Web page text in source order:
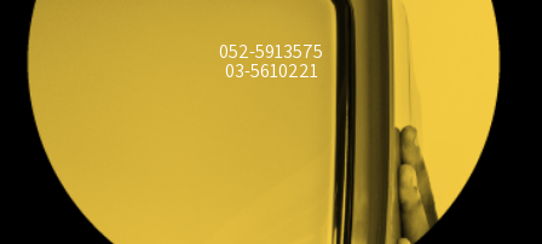
052-5913575
03-5610221